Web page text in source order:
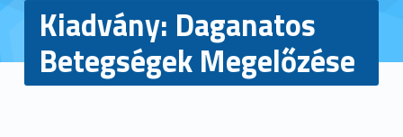
Kiadvány: Daganatos
Betegségek Megelőzése